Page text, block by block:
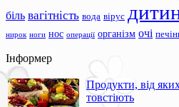
біль вагітність вода вірус
нирок ноги нос операції організм очі
Інформер
Продукти, від
товстіють